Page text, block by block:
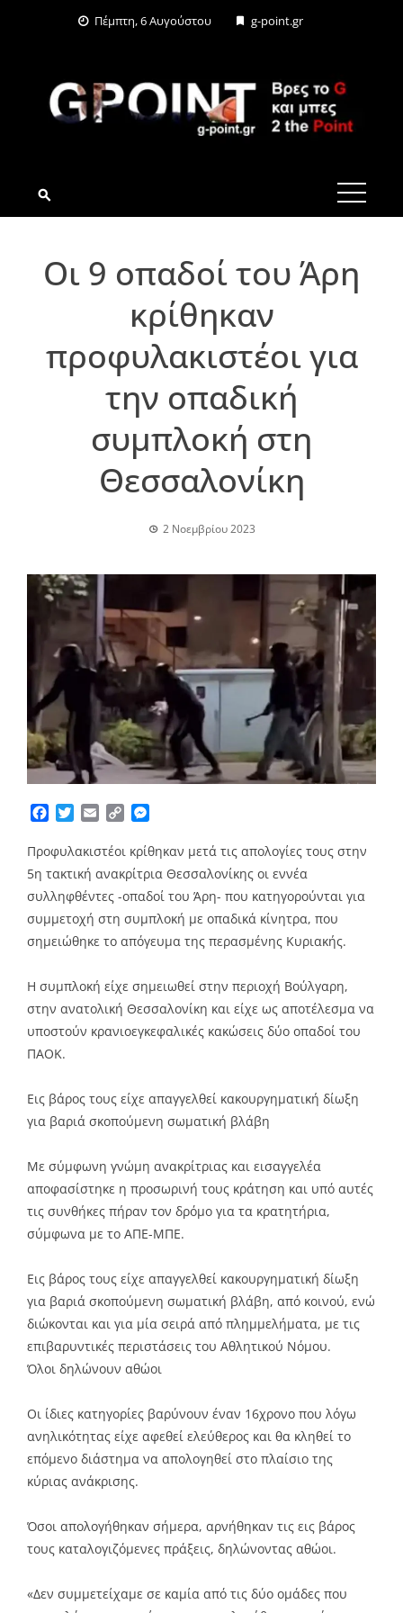
Πέμπτη, 6 Αυγούστου g-point.gr
G-POINT.GR
Οι 9 οπαδοί του Άρη
κρίθηκαν
προφυλακιστέοι για
την οπαδική
συμπλοκή στη
Θεσσαλονίκη
2 Νοεμβρίου 2023
Facebook
TwitterEmailCopy
Προφυλακιστέοι κρίθηκαν μετά τις απολογίες τους στην
5η τακτική ανακρίτρια Θεσσαλονίκης οι εννέα
συλληφθέντες -οπαδοί του Άρη- που κατηγορούνται για
συμμετοχή στη συμπλοκή με οπαδικά κίνητρα, που
σημειώθηκε το απόγευμα της περασμένης Κυριακής.
Η συμπλοκή είχε σημειωθεί στην περιοχή Βούλγαρη,
στην ανατολική Θεσσαλονίκη και είχε ως αποτέλεσμα να
υποστούν κρανιοεγκεφαλικές κακώσεις δύο οπαδοί του
ΠΑΟΚ.
Εις βάρος τους είχε απαγγελθεί κακουργηματική δίωξη
για βαριά σκοπούμενη σωματική βλάβη
Με σύμφωνη γνώμη ανακρίτριας και εισαγγελέα
αποφασίστηκε η προσωρινή τους κράτηση και υπό αυτές
τις συνθήκες πήραν τον δρόμο για τα κρατητήρια,
σύμφωνα με το ΑΠΕ-ΜΠΕ.
Εις βάρος τους είχε απαγγελθεί κακουργηματική δίωξη
για βαριά σκοπούμενη σωματική βλάβη, από κοινού, ενώ
διώκονται και για μία σειρά από πλημμελήματα, με τις
επιβαρυντικές περιστάσεις του Αθλητικού Νόμου.
Όλοι δηλώνουν αθώοι
Οι ίδιες κατηγορίες βαρύνουν έναν 16χρονο που λόγω
ανηλικότητας είχε αφεθεί ελεύθερος και θα κληθεί το
επόμενο διάστημα να απολογηθεί στο πλαίσιο της
κύριας ανάκρισης.
Όσοι απολογήθηκαν σήμερα, αρνήθηκαν τις εις βάρος
τους καταλογιζόμενες πράξεις, δηλώνοντας αθώοι.
«Δεν συμμετείχαμε σε καμία από τις δύο ομάδες που